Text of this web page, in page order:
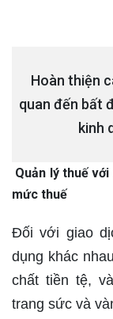
Hoàn thiện
quan đến bất
kinh
Quản lý thuế
mức thuế
Đối với giao
dụng khác
chất tiền tệ,
trang sức và